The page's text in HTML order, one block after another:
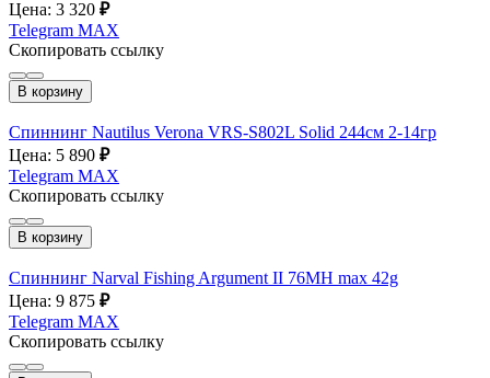
Цена: 3 320 ₽
Telegram MAX
Скопировать ссылку
В корзину
Спиннинг Nautilus Verona VRS-S802L Solid 244см 2-14гр
Цена: 5 890 ₽
Telegram MAX
Скопировать ссылку
В корзину
Спиннинг Narval Fishing Argument II 76MH max 42g
Цена: 9 875 ₽
Telegram MAX
Скопировать ссылку